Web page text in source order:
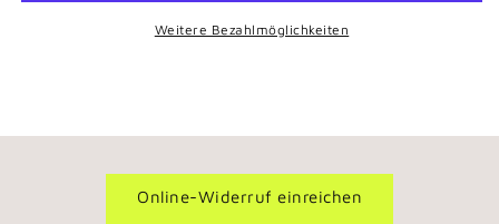
Weitere Bezahlmöglichkeiten
Online-Widerruf einreichen